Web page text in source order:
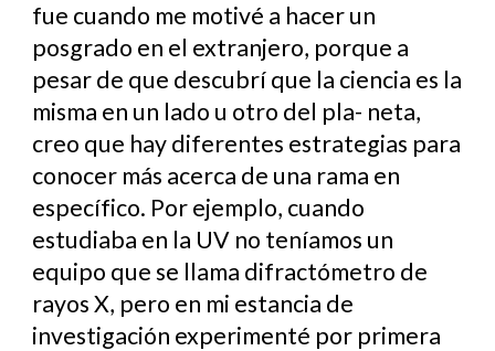
fue cuando me motivé a hacer un
posgrado en el extranjero, porque a
pesar de que descubrí que la ciencia es la
misma en un lado u otro del pla- neta,
creo que hay diferentes estrategias para
conocer más acerca de una rama en
específico. Por ejemplo, cuando
estudiaba en la UV no teníamos un
equipo que se llama difractómetro de
rayos X, pero en mi estancia de
investigación experimenté por primera